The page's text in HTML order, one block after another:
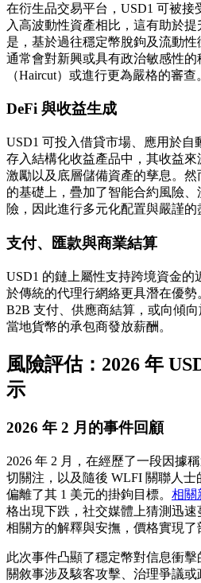
在衍生品交易平台，USD1 可被
入高波動性資產相比，這有助於
是，基於過往穩定幣脫鉤及流動
通常會對新興或具有政治敏感性
（Haircut）或進行更為嚴格的審查
DeFi 與收益生成
USD1 可投入借貸市場、應用於
存入結構化收益產品中，其收益
激勵以及底層儲備資產的孳息。
的基礎上，疊加了智能合約風險
險，因此進行多元化配置與嚴謹的
支付、匯款與商業結算
USD1 的鏈上屬性支持跨境資金的
於傳統的代理行網絡更具潛在優
B2B 支付、供應商結算，或向傾
當地貨幣的承包商發放薪酬。
風險評估：2026 年
示
2026 年 2 月的事件回顧
2026 年 2 月，在經歷了一段因據
切關注，以及隨後 WLFI 關聯人士
偏離了其 1 美元的掛鉤目標。 相關
格出現下跌，社交媒體上猜測迅
相關方的解釋與安撫，價格實現了
此次事件凸顯了穩定幣對信息衝
關敘事涉及駭客攻擊、治理爭議